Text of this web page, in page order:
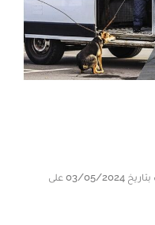
في 03/05/2024 على الساعة 18:00, تحديث بتاريخ 03/05/2024 على